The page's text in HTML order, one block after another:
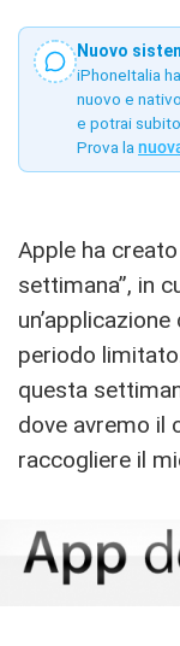
Nuovo
iPhoneItalia
nuovo e
e potrai
Prova la
Apple ha
settimana”, in
periodo
questa
dove avremo il
raccogliere il